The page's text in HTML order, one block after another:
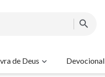
de Deus Devocional